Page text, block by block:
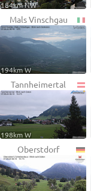
184km NW
Mals Vinschgau
194km W
Tannheimertal
198km W
Oberstdorf